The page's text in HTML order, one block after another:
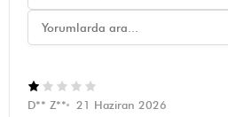
D** Z**
21 Haziran 2026